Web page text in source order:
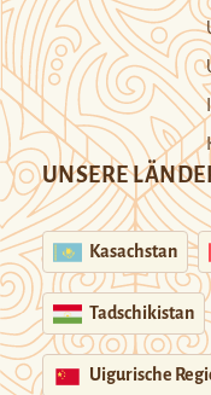
UNSERE
Kasachstan
Tadschikistan
Uigurische